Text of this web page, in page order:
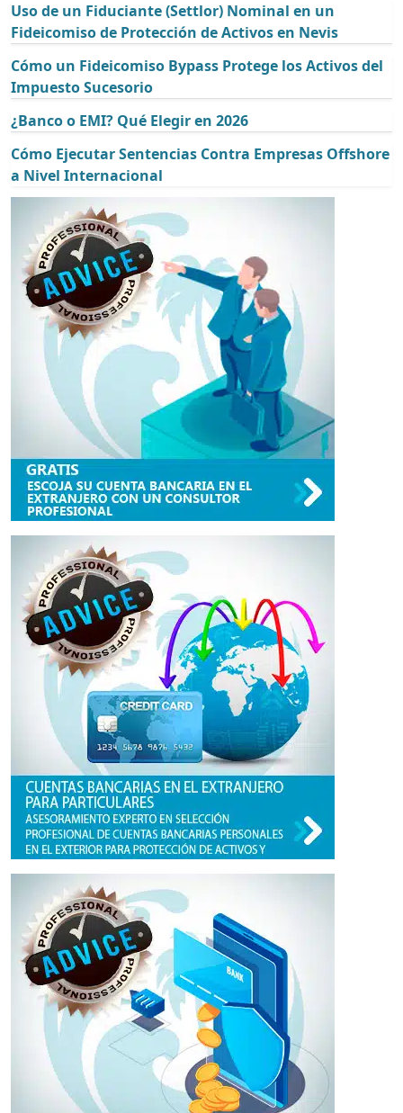
Uso de un Fiduciante (Settlor) Nominal en un
Fideicomiso de Protección de Activos en Nevis
Cómo un Fideicomiso Bypass Protege los Activos del
Impuesto Sucesorio
¿Banco o EMI? Qué Elegir en 2026
Cómo Ejecutar Sentencias Contra Empresas Offshore
a Nivel Internacional